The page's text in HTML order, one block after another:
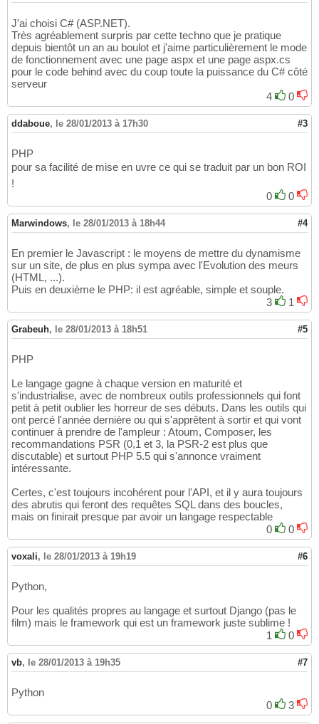
J'ai choisi C# (ASP.NET).
Très agréablement surpris par cette techno que je pratique
depuis bientôt un an au boulot et j'aime particulièrement le mode
de fonctionnement avec une page aspx et une page aspx.cs
pour le code behind avec du coup toute la puissance du C# côté
serveur
4
0
ddaboue, le 28/01/2013 à 17h30 #3
PHP
pour sa facilité de mise en uvre ce qui se traduit par un bon ROI
!
0
0
Marwindows, le 28/01/2013 à 18h44 #4
En premier le Javascript : le moyens de mettre du dynamisme
sur un site, de plus en plus sympa avec l'Evolution des meurs
(HTML, ...).
Puis en deuxième le PHP: il est agréable, simple et souple.
3
1
Grabeuh, le 28/01/2013 à 18h51 #5
PHP
Le langage gagne à chaque version en maturité et
s'industrialise, avec de nombreux outils professionnels qui font
petit à petit oublier les horreur de ses débuts. Dans les outils qui
ont percé l'année dernière ou qui s'apprêtent à sortir et qui vont
continuer à prendre de l'ampleur : Atoum, Composer, les
recommandations PSR (0,1 et 3, la PSR-2 est plus que
discutable) et surtout PHP 5.5 qui s'annonce vraiment
intéressante.
Certes, c'est toujours incohérent pour l'API, et il y aura toujours
des abrutis qui feront des requêtes SQL dans des boucles,
mais on finirait presque par avoir un langage respectable
0
0
voxali, le 28/01/2013 à 19h19 #6
Python,
Pour les qualités propres au langage et surtout Django (pas le
film) mais le framework qui est un framework juste sublime !
1
0
vb, le 28/01/2013 à 19h35 #7
Python
0
3